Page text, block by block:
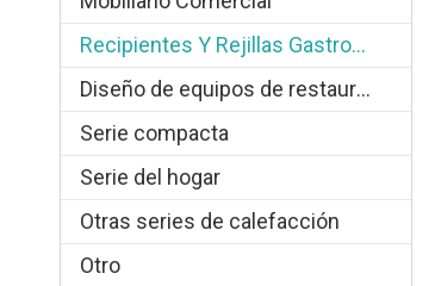
Recipientes Y Rejillas Gastronorm
Diseño de equipos de restauración.
Serie compacta
Serie del hogar
Otras series de calefacción
Otro